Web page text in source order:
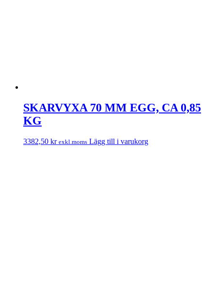
SKARVYXA 70 MM EGG, CA 0,85
KG
3382,50 kr exkl.moms Lägg till i varukorg